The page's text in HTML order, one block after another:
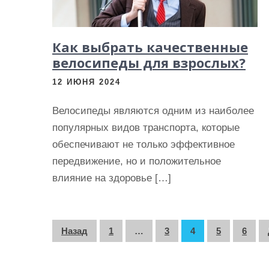
Как выбрать качественные
велосипеды для взрослых?
12 ИЮНЯ 2024
Велосипеды являются одним из наиболее
популярных видов транспорта, которые
обеспечивают не только эффективное
передвижение, но и положительное
влияние на здоровье […]
ПНазад 1 … 3 4 5 6